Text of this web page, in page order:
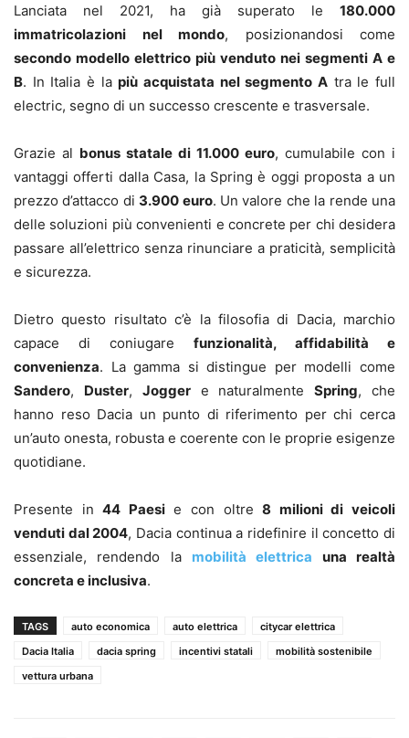
Lanciata nel 2021, ha già superato le 180.000
immatricolazioni nel mondo, posizionandosi come
secondo modello elettrico più venduto nei segmenti A e
B. In Italia è lapiù acquistata nel segmento A tra le full
electric, segno di un successo crescente e trasversale.
Grazie al bonus statale di 11.000 euro, cumulabile con i
vantaggi offerti dalla Casa, la Spring è oggi proposta a un
prezzo d’attacco di 3.900 euro. Un valore che la rende una
delle soluzioni più convenienti e concrete per chi desidera
passare all’elettrico senza rinunciare a praticità, semplicità
e sicurezza.
Dietro questo risultato c’è la filosofia di Dacia, marchio
capace di coniugare funzionalità, affidabilità e
convenienza. La gamma si distingue per modelli come
Sandero, Duster, Joggere naturalmenteSpring, che
hanno reso Dacia un punto di riferimento per chi cerca
un’auto onesta, robusta e coerente con le proprie esigenze
quotidiane.
Presente in44 Paesie con oltre8 milioni di veicoli
venduti dal 2004, Dacia continua a ridefinire il concetto di
essenziale, rendendo la mobilità elettrica una realtà
concreta e inclusiva.
TAGS auto economica auto elettrica
citycar elettrica
Dacia Italia
dacia spring incentivi statali
mobilità sostenibile
vettura urbana